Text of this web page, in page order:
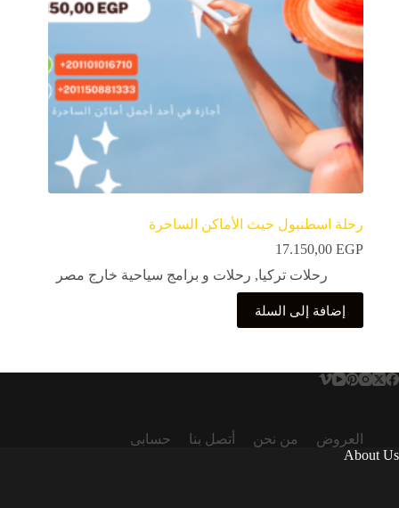
رحلة اسطنبول حيث الأماكن الساحرة
17.150,00 EGP
رحلات تركيا, رحلات و برامج سياحية خارج مصر
إضافة إلى السلة
العروض من نحن أتصل بنا
حسابى
About Us